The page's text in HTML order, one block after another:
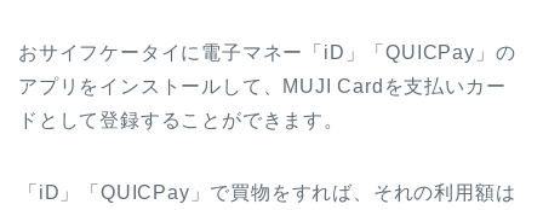
おサイフケータイに電子マネー「iD」「QUICPay」の
アプリをインストールして、MUJI Cardを支払いカー
ドとして登録することができます。
「iD」「QUICPay」で買物をすれば、それの利用額は